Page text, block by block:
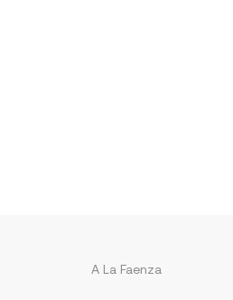
A La Faenza